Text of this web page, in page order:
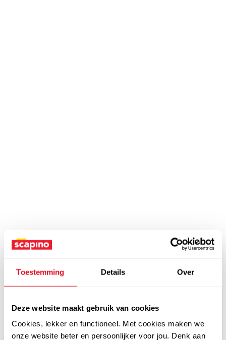
Toestemming Details Over
Deze website maakt gebruik van cookies
Cookies, lekker en functioneel. Met cookies maken we
onze website beter en persoonlijker voor jou. Denk aan